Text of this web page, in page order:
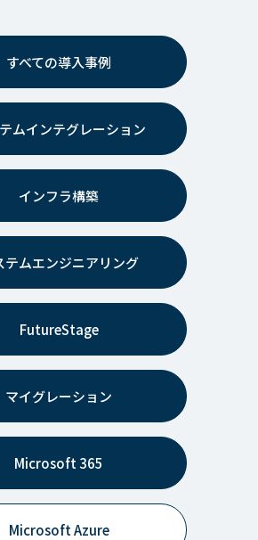
すべての導入事例
ムインテグレーション
インフラ構築
テムエンジニアリング
FutureStage
マイグレーション
Microsoft 365
Microsoft Azure